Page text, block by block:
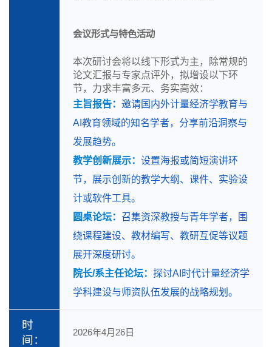
会议形式与特色活动
本次研讨会将以线下形式为主，除常规的
论文汇报与专家点评外，拟增设以下环
节，力求丰富多元、务实高效：
主旨报告：邀请国内外计量经济学教育与
AI教育领域的知名学者，分享前沿洞察与
发展趋势。
教学创新展示：设置海报或简短演讲环
节，展示创新的教学大纲、课件、实验设
计或软件工具。
圆桌论坛：召集资深教授与青年学者，围
绕课程建设、教材编写、教研互促等议题
展开深度研讨。
院长/系主任论坛：探讨AI时代计量经济学
学科建设与师资队伍发展的战略规划。
时
间：
2026年4月26日